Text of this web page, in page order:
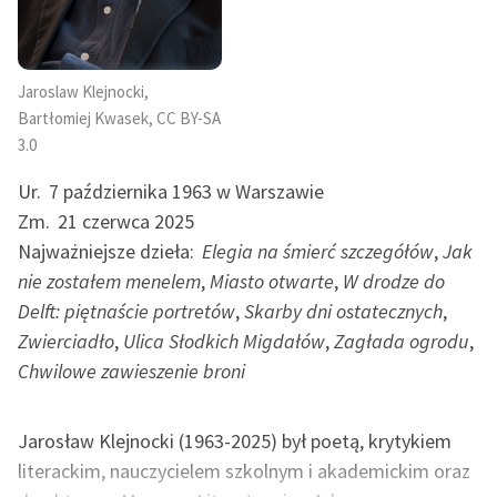
Zasady wykorzystania
Wolnych Lektur
Logotypy
Polityka prywatności
Regulamin biblioteki
Dane fundacji i
sprawozdania finansowe
Regulamin darowizn
wrażliwych
Deklaracja dostępności
dzięki czemu cieszył się dużym autorytetem. Był
jednym z nielicznych krytyków, który na bieżąco czytał i
komentował ogromne ilości tomów wierszy, także
poetów debiutujących i początkujących. W tym sensie
jego działalność krytyczna była ściśle powiązana z jego
misją edukacyjną.
Tom poezji Jarosława Klejnockiego
Elegia na śmierć
szczegółów
dostępny jest jako e-book (w formatach
EPUB i Mobi Kindle) oraz plik PDF.
Jaroslaw Klejnocki,
Bartłomiej Kwasek, CC BY-SA
3.0
Ur. 7 października 1963 w Warszawie
Zm. 21 czerwca 2025
Najważniejsze dzieła: Elegia na śmierć szczegółów,Jak
nie zostałem menelem, Miasto otwarte, W drodze do
Delft: piętnaście portretów,Skarby dni ostatecznych,
Zwierciadło, Ulica Słodkich Migdałów,Zagłada ogrodu,
Chwilowe zawieszenie broni
Jarosław Klejnocki (1963-2025) był poetą, krytykiem
literackim, nauczycielem szkolnym i akademickim oraz